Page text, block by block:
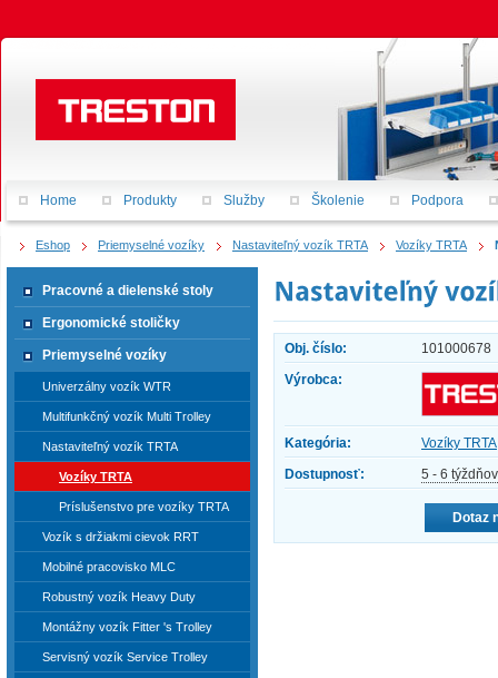
Eshop Priemyselné vozíky Nastaviteľný vozík TRTA Vozíky TRTA
Obj. číslo:
101000678
Výrobca:
Kategória:
Vozíky TRTA
Dostupnosť:
5 - 6 týždňov
Dotaz
Pracovné a dielenské stoly
Ergonomické stoličky
Priemyselné vozíky
Univerzálny vozík WTR
Multifunkčný vozík Multi Trolley
Nastaviteľný vozík TRTA
Vozíky TRTA
Príslušenstvo pre vozíky TRTA
Vozík s držiakmi cievok RRT
Mobilné pracovisko MLC
Robustný vozík Heavy Duty
Montážny vozík Fitter 's Trolley
Servisný vozík Service Trolley
Home Produkty Služby Školenie Podpora